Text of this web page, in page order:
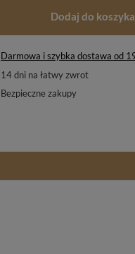
Dodaj do koszyka
Darmowa i szybka dostawa od
14dni na łatwy zwrot
Bezpieczne zakupy